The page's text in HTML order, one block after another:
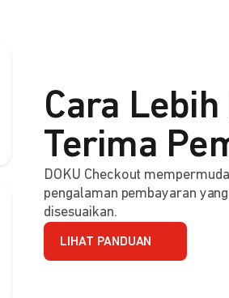
Cara
Terima
DOKU Checkout
pengalaman pembayaran
disesuaikan.
LIHAT PANDUAN